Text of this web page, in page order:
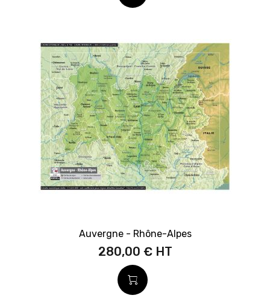
Auvergne - Rhône-Alpes
280,00 €